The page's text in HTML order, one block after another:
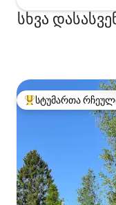
სხვა
სტუმართა რჩეული
სტუმართა